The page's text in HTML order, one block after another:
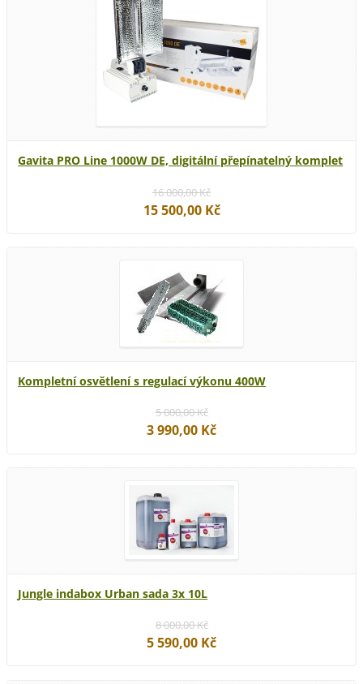
Gavita PRO Line 1000W DE, digitální přepínatelný komplet
16 000,00 Kč
15 500,00 Kč
Kompletní osvětlení s regulací výkonu 400W
5 000,00 Kč
3 990,00 Kč
Jungle indabox Urban sada 3x 10L
8 000,00 Kč
5 590,00 Kč